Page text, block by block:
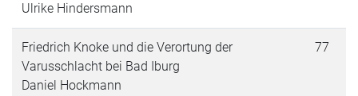
Ulrike Hindersmann
Friedrich Knoke und die Verortung der
Varusschlacht bei Bad Iburg
Daniel Hockmann
77